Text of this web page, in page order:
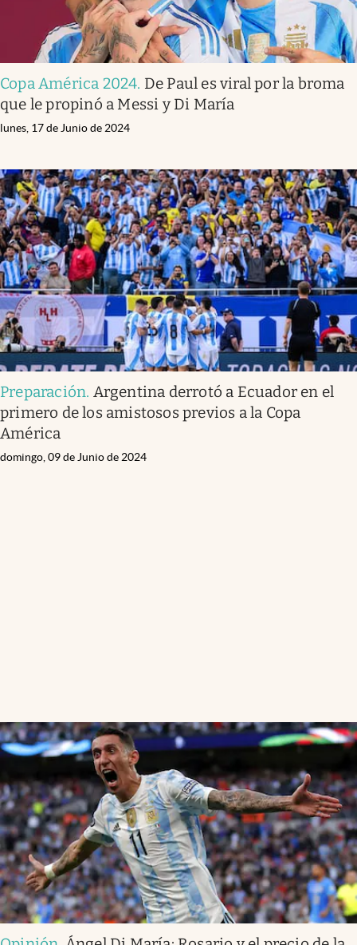
Copa América 2024. De Paul es viral por la broma
que le propinó a Messi y Di María
lunes, 17 de Junio de 2024
Preparación. Argentina derrotó a Ecuador en el
primero de los amistosos previos a la Copa
América
domingo, 09 de Junio de 2024